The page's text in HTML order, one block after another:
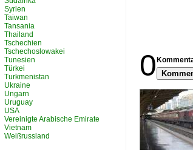
0
Syrien
Taiwan
Tansania
Thailand
Tschechien
Tschechoslowakei
Tunesien
Türkei
Turkmenistan
Ukraine
Ungarn
Uruguay
USA
Vereinigte Arabische Emirate
Vietnam
Weißrussland